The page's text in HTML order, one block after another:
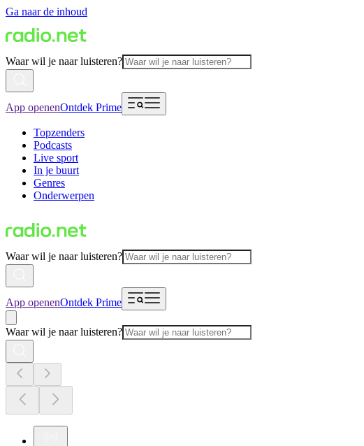
Ga naar de inhoud
Waar wil je naar luisteren?
App openenOntdek Prime
Topzenders
Podcasts
Live sport
In je buurt
Genres
Onderwerpen
Waar wil je naar luisteren?
App openenOntdek Prime
Waar wil je naar luisteren?